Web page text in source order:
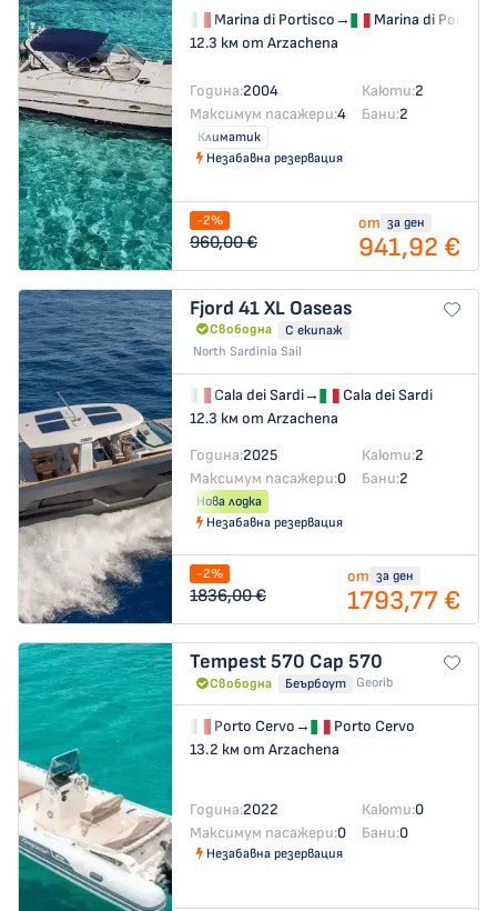
Marina di Portisco→
Marina di Portisco
12.3 км от Arzachena
Година:2004 Каюти:2
Максимум пасажери:4 Бани:2
Климатик
Незабавна резервация
-2%
960,00 €
от за ден
941,92 €
Fjord 41 XL Oaseas
Свободна
С екипаж
North Sardinia Sail
Cala dei Sardi→
Cala dei Sardi
12.3 км от Arzachena
Година:2025 Каюти:2
Максимум пасажери:0 Бани:2
Нова лодка
Незабавна резервация
-2%
1836,00 €
от за ден
1793,77 €
Tempest 570 Cap 570
Свободна Беърбоут Georib
Porto Cervo→
Porto Cervo
13.2 км от Arzachena
Година:2022 Каюти:0
Максимум пасажери:0 Бани:0
Незабавна резервация